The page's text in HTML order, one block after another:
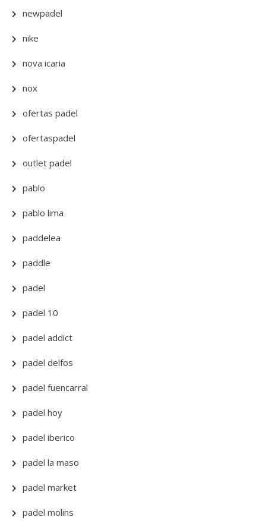
newpadel
nike
nova icaria
nox
ofertas padel
ofertaspadel
outlet padel
pablo
pablo lima
paddelea
paddle
padel
padel 10
padel addict
padel delfos
padel fuencarral
padel hoy
padel iberico
padel la maso
padel market
padel molins